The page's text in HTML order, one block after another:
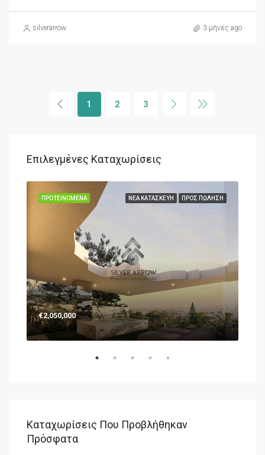
silverarrow 3 μήνες ago
1 2 3
Επιλεγμένες Καταχωρίσεις
ΝΈΑ ΚΑΤΑΣΚΕΥΉ ΠΡΟΣ ΠΏΛΗΣΗ
ΠΡΟΤΕΙΝΌΜΕΝΑ
€2,050,000
Καταχωρίσεις Που Προβλήθηκαν
Πρόσφατα